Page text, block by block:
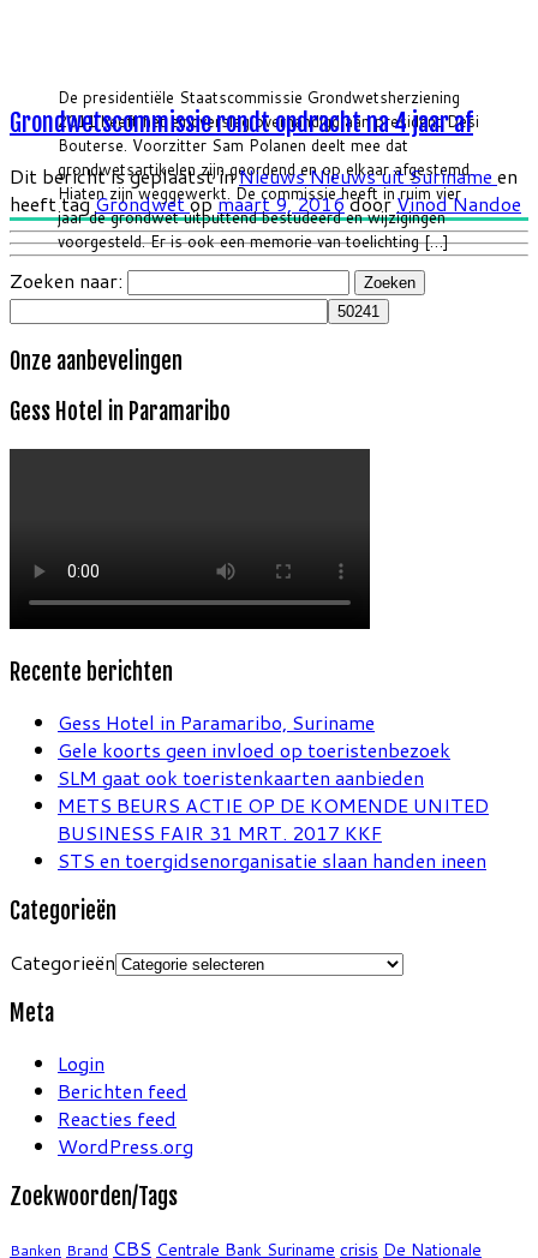
De presidentiële Staatscommissie Grondwetsherziening
2011 heeft het eindverslag overhandigd aan president Desi
Bouterse. Voorzitter Sam Polanen deelt mee dat
grondwetsartikelen zijn geordend en op elkaar afgestemd.
Hiaten zijn weggewerkt. De commissie heeft in ruim vier
jaar de grondwet uitputtend bestudeerd en wijzigingen
voorgesteld. Er is ook een memorie van toelichting […]
Grondwetscommissie rondt opdracht na 4 jaar af
Dit bericht is geplaatst inNieuwsNieuws uit Suriname en
heeft tagGrondwetopmaart 9, 2016 doorVinod Nandoe
Zoeken naar:
Onze aanbevelingen
Gess Hotel in Paramaribo
Recente berichten
Gess Hotel in Paramaribo, Suriname
Gele koorts geen invloed op toeristenbezoek
SLM gaat ook toeristenkaarten aanbieden
METS BEURS ACTIE OP DE KOMENDE UNITED
BUSINESS FAIR 31 MRT. 2017 KKF
STS en toergidsenorganisatie slaan handen ineen
Categorieën
Categorieën
Meta
Login
Berichten feed
Reacties feed
WordPress.org
Zoekwoorden/Tags
Banken Brand CBS Centrale Bank Suriname crisis De Nationale